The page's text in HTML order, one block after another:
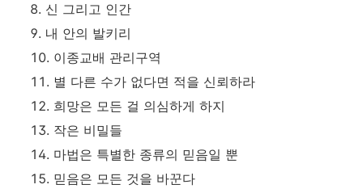
신 그리고 인간
내 안의 발키리
이종교배 관리구역
별 다른 수가 없다면 적을 신뢰하라
희망은 모든 걸 의심하게 하지
작은 비밀들
마법은 특별한 종류의 믿음일 뿐
믿음은 모든 것을 바꾼다